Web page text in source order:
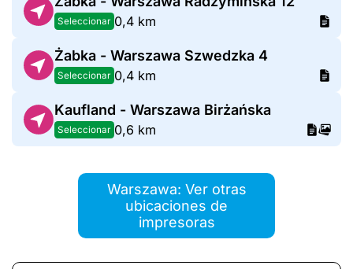
Seleccionar 0,4 km
Żabka - Warszawa Szwedzka 4
Seleccionar 0,4 km
Kaufland - Warszawa Birżańska
Seleccionar 0,6 km
Warszawa: Ver otras
ubicaciones de
impresoras